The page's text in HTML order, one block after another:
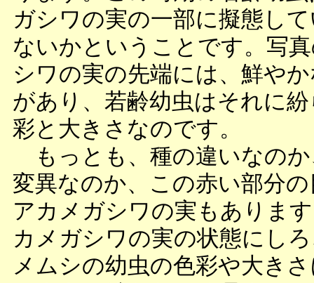
ガシワの実の一部に擬態し
ないかということです。写
シワの実の先端には、鮮や
があり、若齢幼虫はそれに
彩と大きさなのです。
もっとも、種の違いなの
変異なのか、この赤い部分
アカメガシワの実もありま
カメガシワの実の状態にし
メムシの幼虫の色彩や大き